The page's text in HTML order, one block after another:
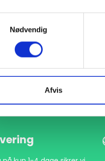
Nødvendig
Afvis
32 44